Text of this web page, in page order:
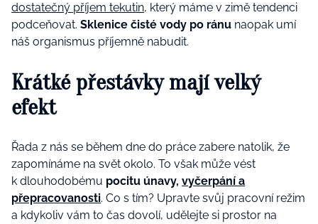
dostatečný příjem tekutin, který máme v zimě tendenci
podceňovat. Sklenice čisté vody po ránu naopak umí
náš organismus příjemně nabudit.
Krátké přestávky mají velký
efekt
Řada z nás se během dne do práce zabere natolik, že
zapomínáme na svět okolo. To však může vést
k dlouhodobému pocitu únavy, vyčerpání a
přepracovanosti. Co s tím? Upravte svůj pracovní režim
a kdykoliv vám to čas dovolí, udělejte si prostor na